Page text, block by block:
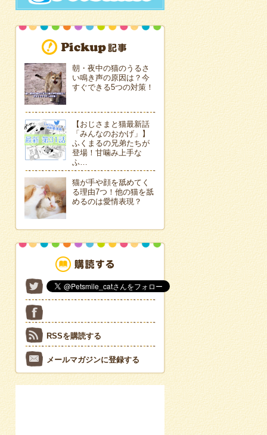
朝・夜中の猫のうるさ
い鳴き声の原因は？今
すぐできる5つの対策！
【おじさまと猫最新話
「みんなのおかげ」】
ふくまるの兄弟たちが
登場！甘噛み上手な
ふ…
猫が手や顔を舐めてく
る理由7つ！他の猫を舐
めるのは愛情表現？
RSSを購読する
メールマガジンに登録する